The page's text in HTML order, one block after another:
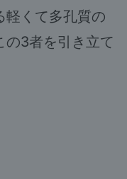
軽くて多孔質の
の3者を引き立て